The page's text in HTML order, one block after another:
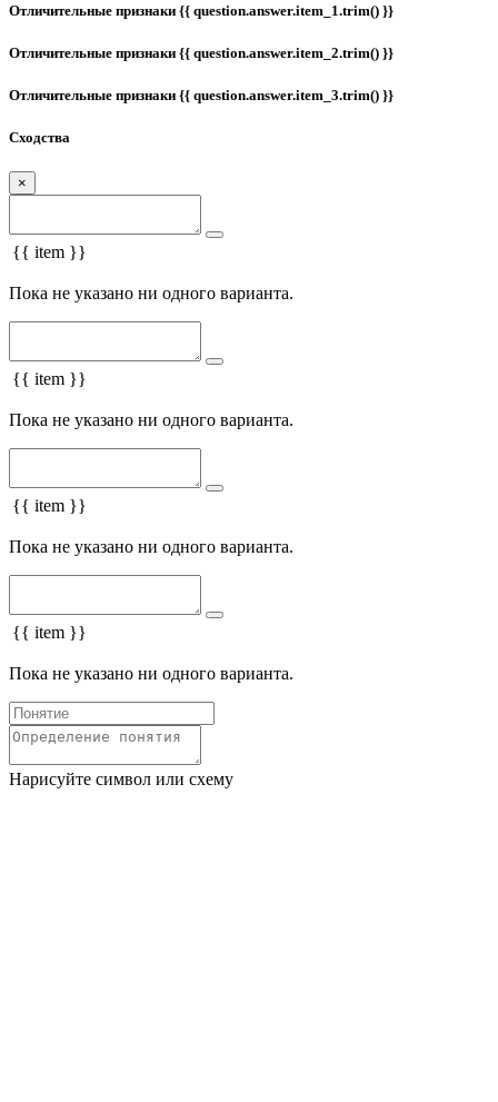
Отличительные признаки {{ question.answer.item_1.trim() }}
Отличительные признаки {{ question.answer.item_2.trim() }}
Отличительные признаки {{ question.answer.item_3.trim() }}
Сходства
×
{{ item }}
Пока не указано ни одного варианта.
{{ item }}
Пока не указано ни одного варианта.
{{ item }}
Пока не указано ни одного варианта.
{{ item }}
Пока не указано ни одного варианта.
Нарисуйте символ или схему